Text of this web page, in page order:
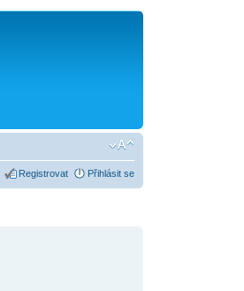
Registrovat Přihlásit se